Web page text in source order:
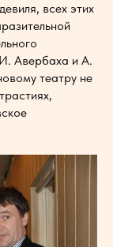
всех этих
Авербаха и А.
театру не